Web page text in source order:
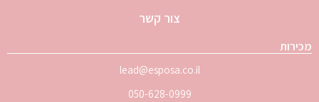
צור קשר
מכירות
lead@esposa.co.il
050-628-0999